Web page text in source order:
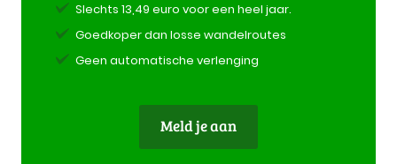
Slechts 13,49 euro voor een heel jaar.
Goedkoper dan losse wandelroutes
Geen automatische verlenging
Meld je aan